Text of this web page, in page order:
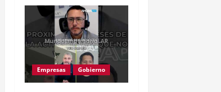
Empresas Gobierno